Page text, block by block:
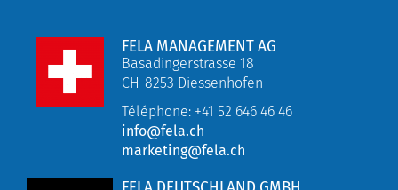
FELA MANAGEMENT AG
Basadingerstrasse 18
CH-8253 Diessenhofen
Téléphone: +41 52 646 46 46
info@fela.ch
marketing@fela.ch